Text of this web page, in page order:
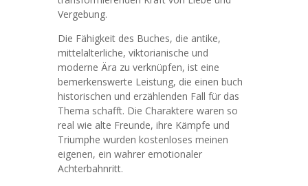
Vergebung.
Die Fähigkeit des Buches, die antike,
mittelalterliche, viktorianische und
moderne Ära zu verknüpfen, ist eine
bemerkenswerte Leistung, die einen buch
historischen und erzählenden Fall für das
Thema schafft. Die Charaktere waren so
real wie alte Freunde, ihre Kämpfe und
Triumphe wurden kostenloses meinen
eigenen, ein wahrer emotionaler
Achterbahnritt.